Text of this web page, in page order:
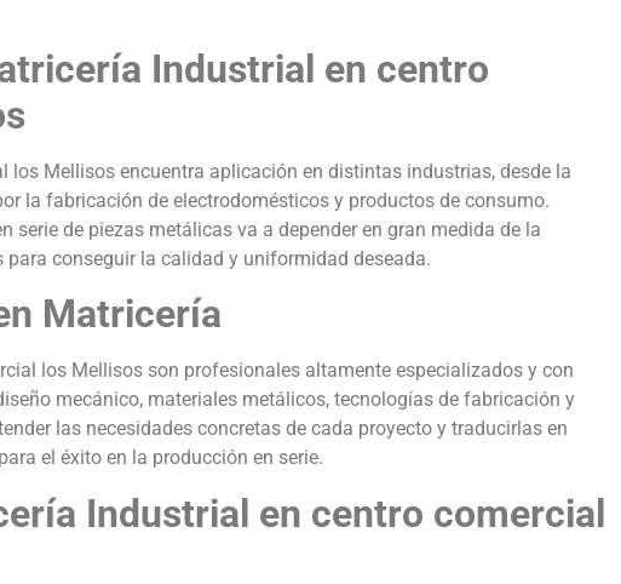
Industrial en centro
los Mellisos encuentra aplicación en distintas industrias, desde la
la fabricación de electrodomésticos y productos de consumo.
serie de piezas metálicas va a depender en gran medida de la
conseguir la calidad y uniformidad deseada.
Matricería
los Mellisos son profesionales altamente especializados y con
mecánico, materiales metálicos, tecnologías de fabricación y
las necesidades concretas de cada proyecto y traducirlas en
el éxito en la producción en serie.
Industrial en centro comercial